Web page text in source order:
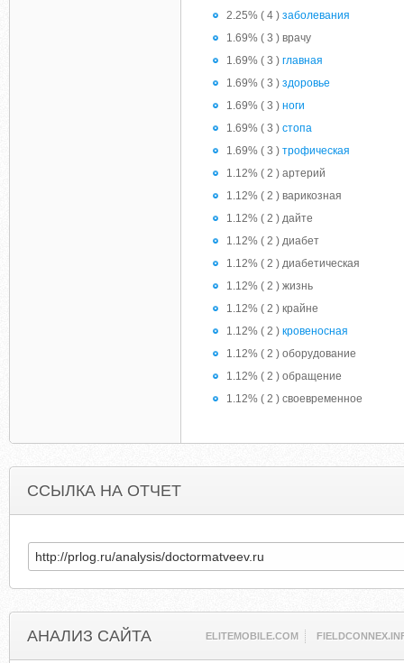
2.25% ( 4 ) заболевания
1.69% ( 3 ) врачу
1.69% ( 3 ) главная
1.69% ( 3 ) здоровье
1.69% ( 3 ) ноги
1.69% ( 3 ) стопа
1.69% ( 3 ) трофическая
1.12% ( 2 ) артерий
1.12% ( 2 ) варикозная
1.12% ( 2 ) дайте
1.12% ( 2 ) диабет
1.12% ( 2 ) диабетическая
1.12% ( 2 ) жизнь
1.12% ( 2 ) крайне
1.12% ( 2 ) кровеносная
1.12% ( 2 ) оборудование
1.12% ( 2 ) обращение
1.12% ( 2 ) своевременное
ССЫЛКА НА ОТЧЕТ
АНАЛИЗ САЙТА ELITEMOBILE.COM